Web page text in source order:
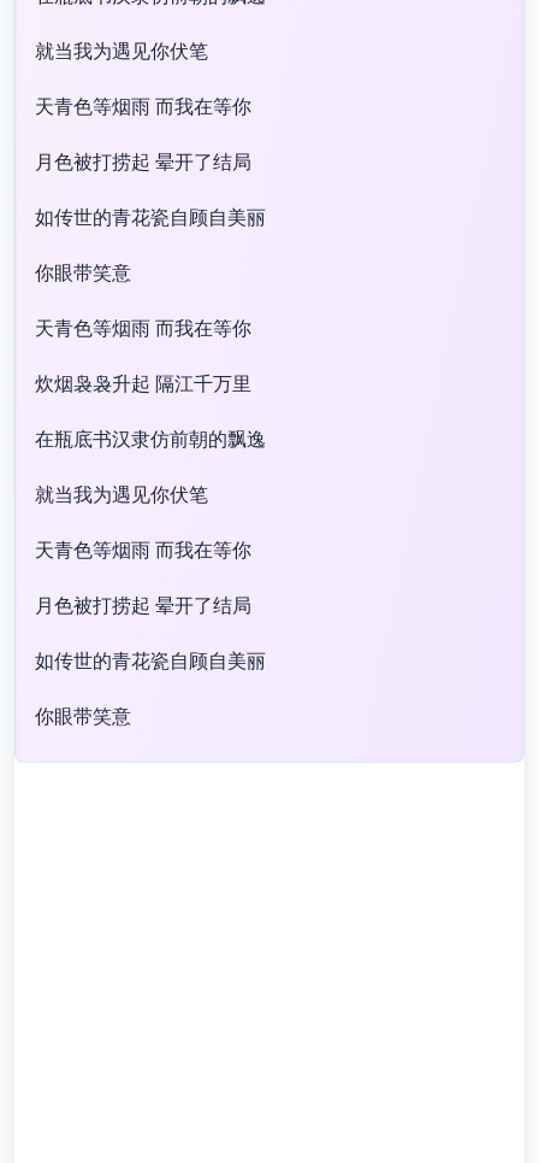
就当我为遇见你伏笔
天青色等烟雨 而我在等你
月色被打捞起 晕开了结局
如传世的青花瓷自顾自美丽
你眼带笑意
天青色等烟雨 而我在等你
炊烟袅袅升起 隔江千万里
在瓶底书汉隶仿前朝的飘逸
就当我为遇见你伏笔
天青色等烟雨 而我在等你
月色被打捞起 晕开了结局
如传世的青花瓷自顾自美丽
你眼带笑意